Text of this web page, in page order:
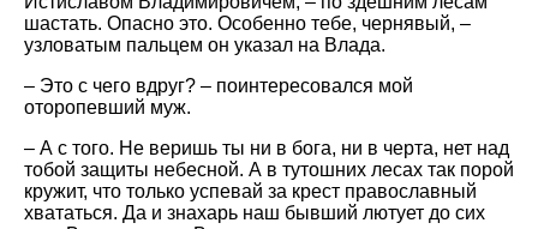
шастать. Опасно это. Особенно тебе, чернявый, –
узловатым пальцем он указал на Влада.
– Это с чего вдруг? – поинтересовался мой
оторопевший муж.
– А с того. Не веришь ты ни в бога, ни в черта, нет над
тобой защиты небесной. А в тутошних лесах так порой
кружит, что только успевай за крест православный
хвататься. Да и знахарь наш бывший лютует до сих